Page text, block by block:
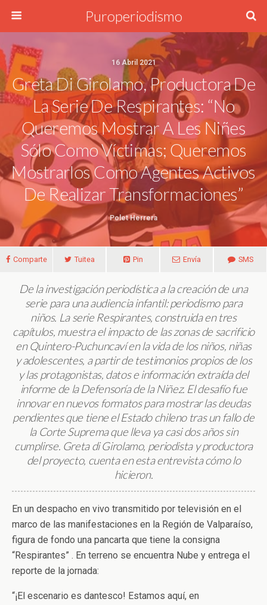
Puroperiodismo
16 Abril 2021
Greta Di Girolamo, Productora De
La Serie De Respirantes: “No
Queremos Mostrar A Les Niñes
Sólo Como Víctimas; Queremos
Mostrarlos Como Agentes Activos
De Realizar Transformaciones”
Polet Herrera
Comparte Tuitea Pin Envía SMS
De la investigación periodística a la creación de una
serie para una audiencia infantil: periodismo para
niños. La serie Respirantes, construida en tres
capítulos, muestra el impacto de las zonas de sacrificio
en Quintero-Puchuncaví en la vida de los niños, niñas
y adolescentes, a partir de testimonios propios de los
y las protagonistas, datos e información extraída del
informe de la Defensoría de la Niñez. El desafío fue
innovar en nuevos formatos para mostrar las deudas
pendientes que tiene el Estado chileno tras un fallo de
la Corte Suprema que lleva ya casi dos años sin
cumplirse. Greta di Girolamo, periodista y productora
del proyecto, cuenta en esta entrevista cómo lo
hicieron.
En un despacho en vivo transmitido por televisión en el
marco de las manifestaciones en la Región de Valparaíso,
figura de fondo una pancarta que tiene la consigna
“Respirantes” . En terreno se encuentra Nube y entrega el
reporte de la jornada:
“¡El escenario es dantesco! Estamos aquí, en